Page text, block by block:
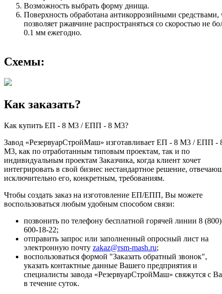
Возможность выбрать форму днища.
Поверхность обработана антикоррозийными средствами,
позволяет ржавчине распространяться со скоростью не
0.1 мм ежегодно.
Схемы:
Как заказать?
Как купить ЕП - 8 М3 / ЕПП - 8 М3?
Завод «РезервуарСтройМаш» изготавливает ЕП - 8 М3 / ЕПП -
М3, как по отработанным типовым проектам, так и по
индивидуальным проектам Заказчика, когда клиент хочет
интегрировать в свой бизнес нестандартное решение,
исключительно его, конкретным, требованиям.
Чтобы создать заказ на изготовление ЕП/ЕПП, Вы можете
воспользоваться любым удобным способом связи:
позвонить по телефону бесплатной горячей линии 8 (800)
600-18-22;
отправить запрос или заполненный опросный лист на
электронную почту zakaz@rsm-mash.ru;
воспользоваться формой "Заказать обратный звонок",
указать контактные данные Вашего предприятия и
специалисты завода «РезервуарСтройМаш» свяжутся с
в течение суток.